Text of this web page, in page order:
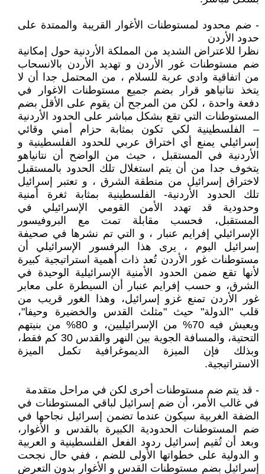
- ضم محدود لمستوطنات الأغوار القريبة والممتدة على
حدود الأردن
نظرا للاعتراض الشديد من المملكة الأردنية حول إمكانية
ضم مستوطنات غور الأردن و تهديد الأردن بالانسحاب
من اتفاقية وادي عربة للسلام ، من المحتمل جدا أن لا
يتخذ نتانياهو قرار بضم جميع مستوطنات الاغوار في
دفعة واحدة ، لكن من المرجح أن يقوم على الأقل بضم
المستوطنات التي تقع بشكل مباشر على الحدود الأردنية
– الفلسطينية لكي تكون بمثابة حزام أمني وقائي
إسرائيلي يمنع أي اختراق عربي للحدود الفلسطينية و
الأردنية في المستقبل ، حيث من الواضح أن نتانياهو
يتخوف جدا من أن يتم استغلال تلك الحدود بالمستقبل
لاختراق إسرائيل من منطقة الشرق ، و تعتبر إسرائيل
تلك الحدود الأردنية- الفلسطينية بمثابة ثغرة أمنية
وحدودية قد تهدد الأمن القومي الإسرائيلي في
المستقبل، فحسب مقابلة تمت مع البروفيسور
الإسرائيلي إفرايم عنبار ، و التي تم نشرها في صحيفة
إسرائيل اليوم ، يرى هذا البرفسور الإسرائيلي أن
مستوطنات غور الأردن تُعد ذات أهمية استراتيجية كبيرة
لأنها تقع ضمن الحدود الأمنية الإسرائيلية الوحيدة في
الشرق، و حسب إفرايم عنبار أن السيطرة على معابر
غور الأردن تمنع غزو إسرائيل، وهذا الغور قريب من
قلب "الدولة" حيث "مثلث القدس والخضيرة وحيفا"،
ويعيش فيه 70% من الإسرائيليين، و 80% من بنيتهم
التحتية، والمسافة الجوية بين النهر والقدس 30 كم فقط،
وبذلك فإن الميزة الديموغرافية تكمل الميزة
الاستراتيجية.
- قد يتم ضم مستوطنات أخرى لكن في مراحل متقدمة
في غالب الأمر، أن ضم إسرائيل لباقي المستوطنات في
الضفة الغربية سيكون عندما تضمن إسرائيل نجاحها في
ضم المستوطنات الحدودية الكبيرة بالقدس و الأغوار،
وبعد أن تُقيم إسرائيل ردود الفعل الفلسطينية و العربية
و الدولية على خطواتها الأولى للضم ، ففي حال نجحت
إسرائيل بضم مستوطنات القدس و الأغوار بدون التعرض